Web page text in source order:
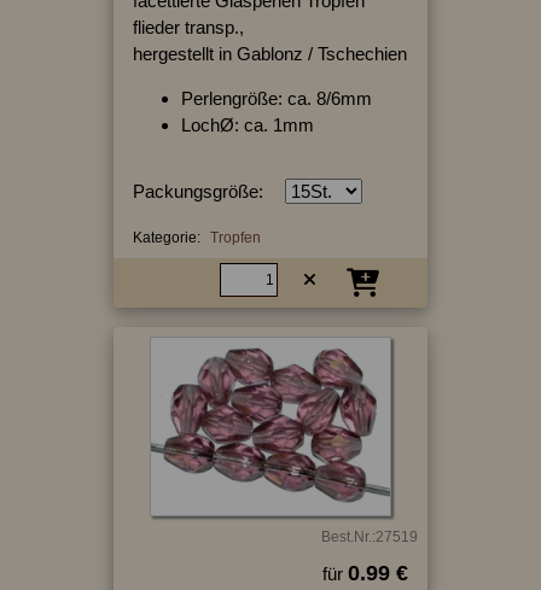
flieder transp.,
hergestellt in Gablonz / Tschechien
Perlengröße: ca. 8/6mm
LochØ: ca. 1mm
Packungsgröße:
Kategorie: Tropfen
Best.Nr.:27519
für 0.99 €